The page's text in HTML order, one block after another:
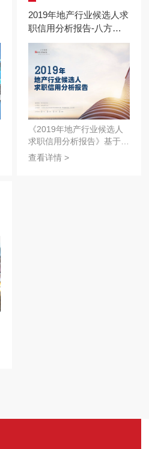
职信用现状，助力企业找到
对的人。
2019年地产行业候选人求
职信用分析报告-八方锦
程
《2019年地产行业候选人
求职信用分析报告》基于
2019年八大行业4000多家
查看详情 >